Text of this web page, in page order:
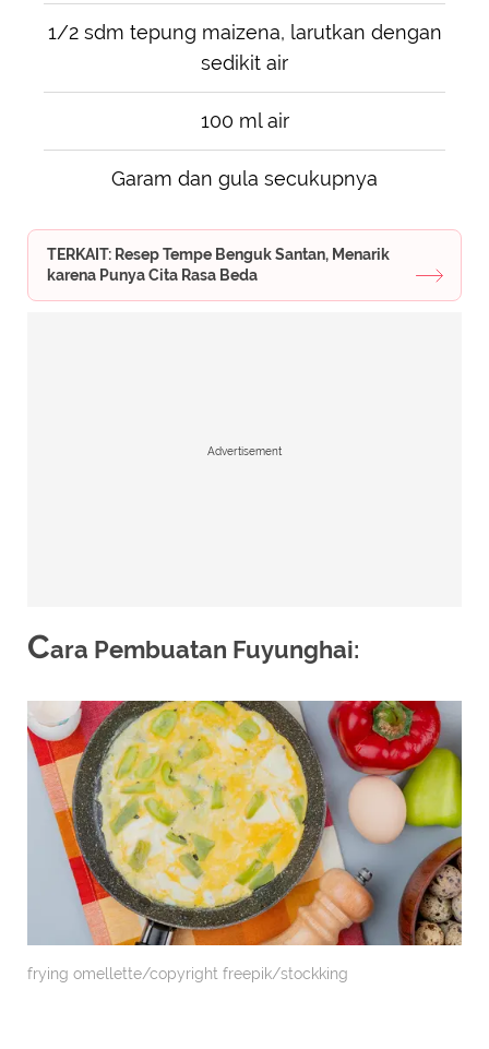
1/2 sdm tepung maizena, larutkan dengan
sedikit air
100 ml air
Garam dan gula secukupnya
TERKAIT: Resep Tempe Benguk Santan, Menarik
karena Punya Cita Rasa Beda
Advertisement
Cara Pembuatan Fuyunghai:
frying omellette/copyright freepik/stockking